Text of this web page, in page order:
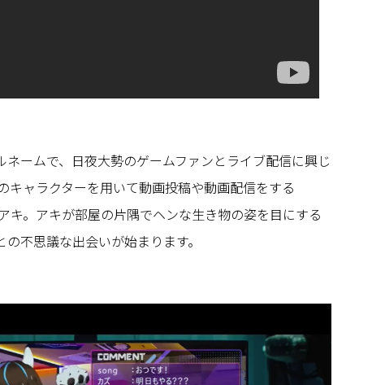
ネームで、日夜大勢のゲームファンとライブ配信に興じ
キャラクターを用いて動画投稿や動画配信をする
キ。アキが部屋の片隅でヘンな生き物の姿を目にする
不思議な出会いが始まります。